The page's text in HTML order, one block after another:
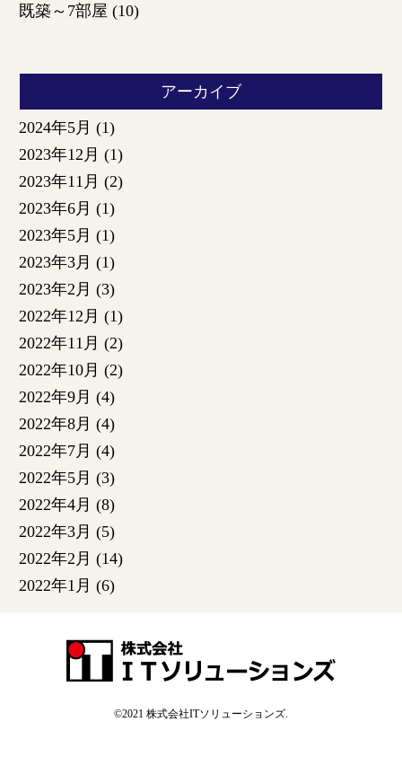
既築～7部屋 (10)
アーカイブ
2024年5月 (1)
2023年12月 (1)
2023年11月 (2)
2023年6月 (1)
2023年5月 (1)
2023年3月 (1)
2023年2月 (3)
2022年12月 (1)
2022年11月 (2)
2022年10月 (2)
2022年9月 (4)
2022年8月 (4)
2022年7月 (4)
2022年5月 (3)
2022年4月 (8)
2022年3月 (5)
2022年2月 (14)
2022年1月 (6)
©2021 株式会社ITソリューションズ